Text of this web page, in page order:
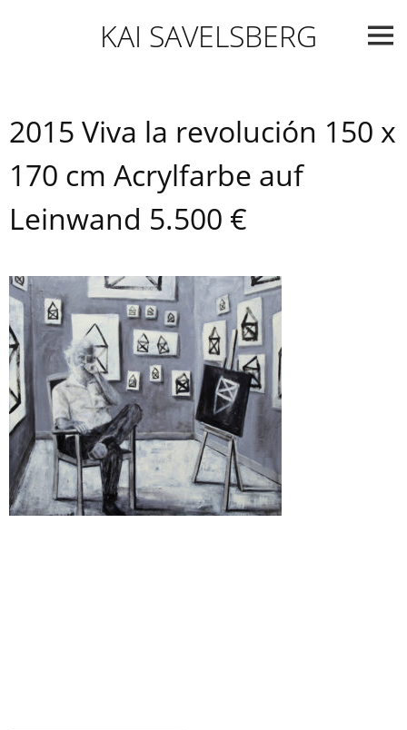
KAI SAVELSBERG
2015 Viva la revolución 150 x
170 cm Acrylfarbe auf
Leinwand 5.500 €